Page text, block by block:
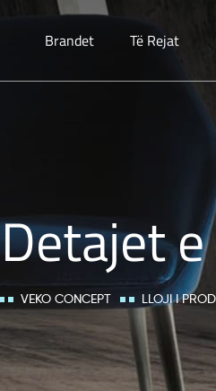
Brandet Të Rejat
Detajet
VEKO CONCEPT LLOJI I